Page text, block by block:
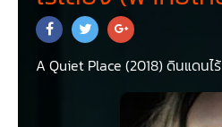
A Quiet Place (2018) ดินแดนไ